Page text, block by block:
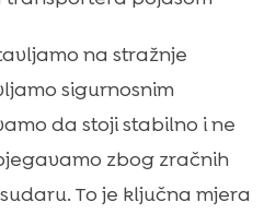
na stražnje
sigurnosnim
da stoji stabilno i ne
zbog zračnih
To je ključna mjera